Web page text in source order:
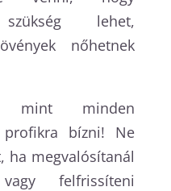
lehet,
nőhetnek
mint minden
bízni! Ne
ha megvalósítanál
felfrissíteni